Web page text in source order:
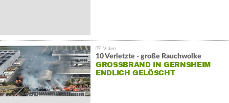
10 Verletzte - große Rauchwolke
GROSSBRAND IN GERNSHEIM E
NDLICH GELÖSCHT